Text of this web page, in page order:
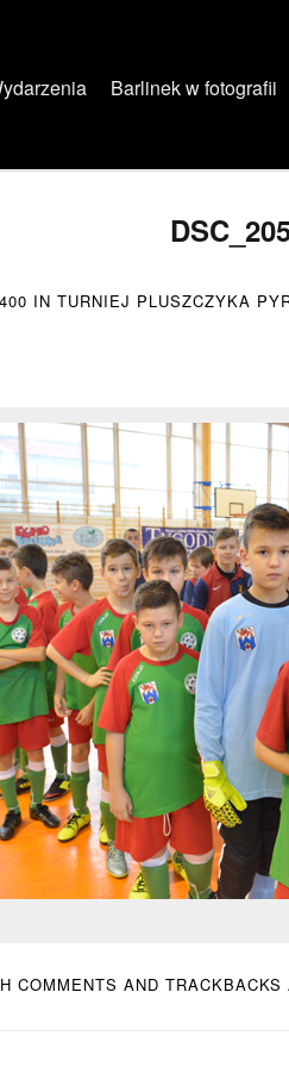
Barlinek w fotografii
IN TURNIEJ PLUSZCZYKA
COMMENTS AND